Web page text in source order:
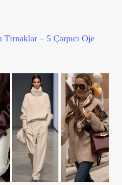
– 5 Çarpıcı Oje